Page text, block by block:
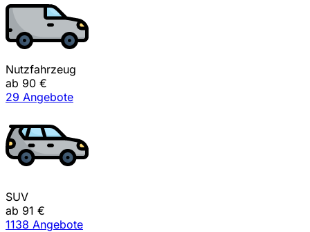
Nutzfahrzeug
ab 90 €
29 Angebote
SUV
ab 91 €
1138 Angebote